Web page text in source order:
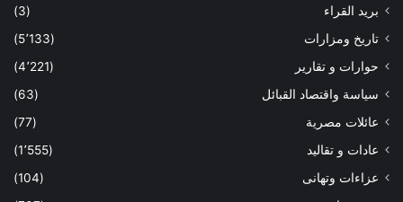
بريد القراء
(3)
تاريخ ومزارات
(5٬133)
حوارات و تقارير
(4٬221)
سياسة واقتصاد القبائل
(63)
عائلات مصرية
(77)
عادات و تقاليد
(1٬555)
عزاءات وتهانى
(104)